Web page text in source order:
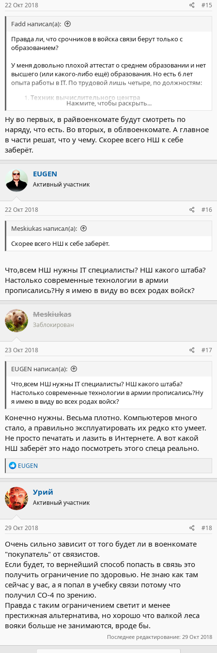
22 Окт 2018 #15
Fadd написал(а):
Правда ли, что срочников в войска связи берут только с
образованием?
У меня довольно плохой аттестат о среднем образовании и нет
высшего (или какого-либо ещё) образования. Но есть 6 лет
опыта работы в IT. По трудовой лишь четыре, по должностям:
Техник вычислительного центра
Главный специалист(полугосударственная
организация, не связана с IT)
Специалист поддержки приложений
Насколько понял, в армии вполне много срочников с высшим
техническим образованием (программирование, прикладная
информатика и т.д.), поэтому мой опыт работы никакого
Какова моя наиболее вероятная судьба? Какие шансы стать
канцеляром (т.н. "хакером"), если попаду в какие-то иные рода
войск?
Нажмите, чтобы раскрыть...
Ну во первых, в райвоенкомате будут смотреть по
наряду, что есть. Во вторых, в облвоенкомате. А главное
в части решат, что у чему. Скорее всего НШ к себе
заберёт.
EUGEN
Активный участник
22 Окт 2018 #16
Meskiukas написал(а):
Скорее всего НШ к себе заберёт.
Что,всем НШ нужны IT специалисты? НШ какого штаба?
Настолько современные технологии в армии
прописались?Ну я имею в виду во всех родах войск?
Meskiukas
Заблокирован
23 Окт 2018 #17
EUGEN написал(а):
Что,всем НШ нужны IT специалисты? НШ какого штаба?
Настолько современные технологии в армии прописались?Ну
я имею в виду во всех родах войск?
Конечно нужны. Весьма плотно. Компьютеров много
стало, а правильно эксплуатировать их редко кто умеет.
Не просто печатать и лазить в Интернете. А вот какой
НШ заберёт это надо посмотреть этого спеца реально.
Р
е
а
к
ц
и
и
:
EUGEN
Урий
Активный участник
29 Окт 2018 #18
Очень сильно зависит от того будет ли в военкомате
"покупатель" от связистов.
Если будет, то вернейший способ попасть в связь это
получить ограничение по здоровью. Не знаю как там
сейчас у вас, а я попал в учебку связи потому что
получил СО-4 по зрению.
Правда с таким ограничением светит и менее
престижная альтернатива, но хорошо что валкой леса
вояки больше не занимаются, вроде бы.
Последнее редактирование: 29 Окт 2018